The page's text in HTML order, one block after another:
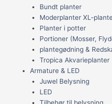
Bundt planter
Moderplanter XL-
Planter i potter
Portioner (Mosser,
plantegødning &
Tropica Akvarieplanter
Armature & LED
Juwel Belysning
LED